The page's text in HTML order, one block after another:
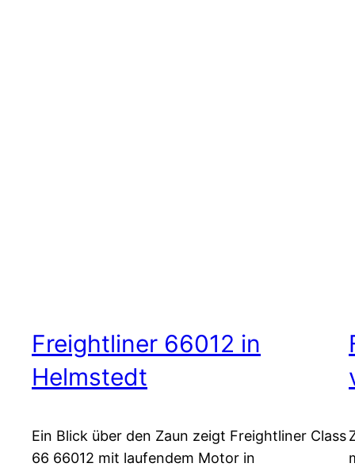
Freightliner 66012 in
Helmstedt
Ein Blick über den Zaun zeigt Freightliner Class
66 66012 mit laufendem Motor in